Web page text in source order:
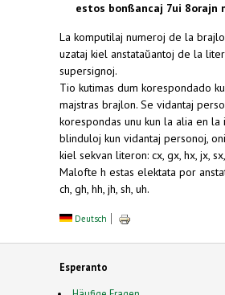
estos bonßancaj 7ui 8orajn
La komputilaj numeroj de la
uzataj kiel anstataŭantoj de la
supersignoj.
Tio kutimas dum korespondado
majstras brajlon. Se vidantaj
korespondas unu kun la alia en
blinduloj kun vidantaj personoj,
kiel sekvan literon: cx, gx, hx, jx,
Malofte h estas elektata por
ch, gh, hh, jh, sh, uh.
Deutsch
Esperanto